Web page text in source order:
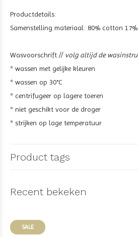
Productdetails:
Samenstelling materiaal: 80% cotton
Wasvoorschrift // volg altijd de
* wassen met gelijke kleuren
* wassen op 30°C
* centrifugeer op lagere toeren
* niet geschikt voor de droger
* strijken op lage temperatuur
Product tags
Recent bekeken
SALE